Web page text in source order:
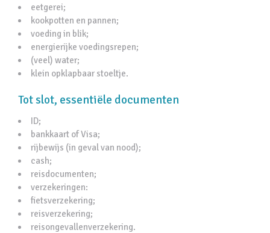
eetgerei;
kookpotten en pannen;
voeding in blik;
energierijke voedingsrepen;
(veel) water;
klein opklapbaar stoeltje.
Tot slot, essentiële documenten
ID;
bankkaart of Visa;
rijbewijs (in geval van nood);
cash;
reisdocumenten;
verzekeringen:
fietsverzekering;
reisverzekering;
reisongevallenverzekering.